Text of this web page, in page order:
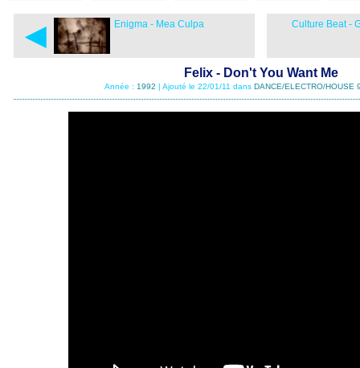
◄ Enigma - Mea Culpa Culture Beat -
Felix - Don't You Want Me
Année : 1992 | Ajouté le 22/01/11 dans DANCE/ELECTRO/HOUSE